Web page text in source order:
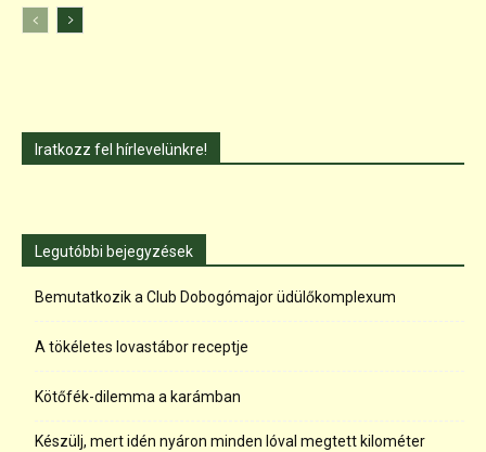
Iratkozz fel hírlevelünkre!
Legutóbbi bejegyzések
Bemutatkozik a Club Dobogómajor üdülőkomplexum
A tökéletes lovastábor receptje
Kötőfék-dilemma a karámban
Készülj, mert idén nyáron minden lóval megtett kilométer